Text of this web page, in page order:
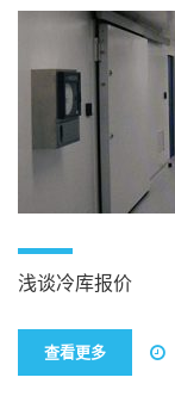
浅谈冷库报价
查看更多